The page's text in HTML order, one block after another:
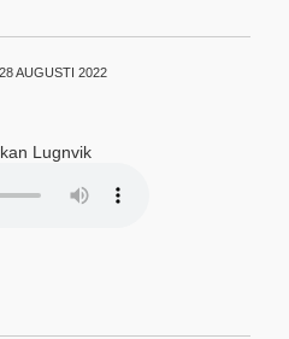
AUGUSTI 2022
Lugnvik